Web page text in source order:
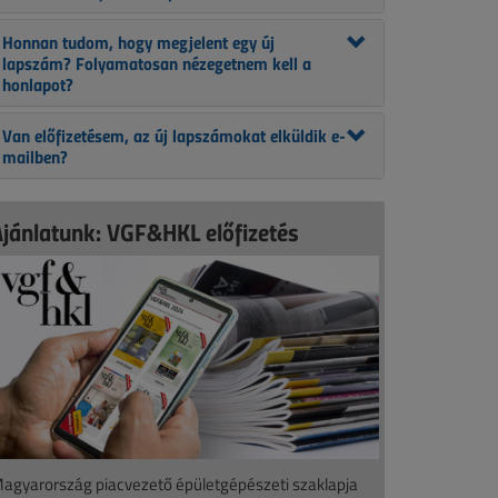
Honnan tudom, hogy megjelent egy új
lapszám? Folyamatosan nézegetnem kell a
honlapot?
Van előfizetésem, az új lapszámokat elküldik e-
mailben?
VGF&HKL előfizetés
piacvezető épületgépészeti szaklapja